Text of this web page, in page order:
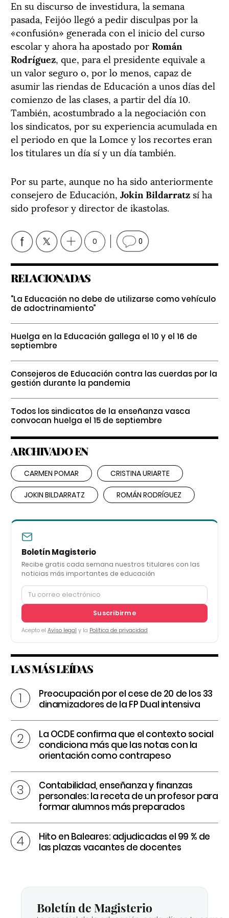
En su discurso de investidura, la semana
pasada, Feijóo llegó a pedir disculpas por la
«confusión» generada con el inicio del curso
escolar y ahora ha apostado porRomán
Rodríguez, que, para el presidente equivale a
un valor seguro o, por lo menos, capaz de
asumir las riendas de Educación a unos días del
comienzo de las clases, a partir del día 10.
También, acostumbrado a la negociación con
los sindicatos, por su experiencia acumulada en
el periodo en que la Lomce y los recortes eran
los titulares un día sí y un día también.
Por su parte, aunque no ha sido anteriormente
consejero de Educación, Jokin Bildarratz sí ha
sido profesor y director de ikastolas.
0 0
RELACIONADAS
“La Educación no debe de utilizarse como vehículo
de adoctrinamiento”
Huelga en la Educación gallega el 10 y el 16 de
septiembre
Consejeros de Educación contra las cuerdas por la
gestión durante la pandemia
Todos los sindicatos de la enseñanza vasca
convocan huelga el 15 de septiembre
ARCHIVADO EN
CARMEN POMAR CRISTINA URIARTE
JOKIN BILDARRATZ ROMÁN RODRÍGUEZ
Boletín Magisterio
Recibe gratis cada semana nuestros titulares con las
noticias más importantes de educación
Suscribirme
Acepto el Aviso legal y la Política de privacidad
LAS MÁS LEÍDAS
Preocupación por el cese de 20 de los 33
dinamizadores de la FP Dual intensiva
La OCDE confirma que el contexto social
condiciona más que las notas con la
orientación como contrapeso
Contabilidad, enseñanza y finanzas
personales: la receta de un profesor para
formar alumnos más preparados
Hito en Baleares: adjudicadas el 99 % de
las plazas vacantes de docentes
Boletín de Magisterio